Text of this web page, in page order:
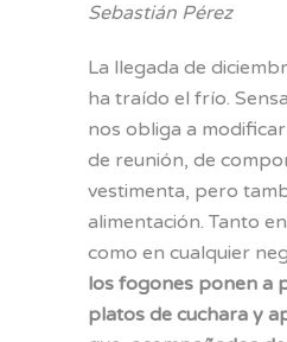
Sebastián Pérez
La llegada de
ha traído el frío.
nos obliga a
de reunión, de
vestimenta, pero
alimentación. Tanto
como en cualquier
los fogones ponen a
platos de cuchara y